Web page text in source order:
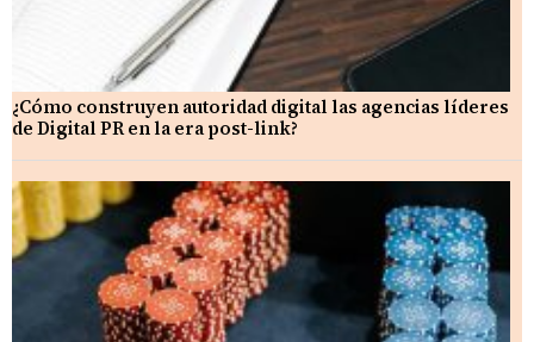
¿Cómo construyen autoridad digital las agencias líderes
de Digital PR en la era post-link?